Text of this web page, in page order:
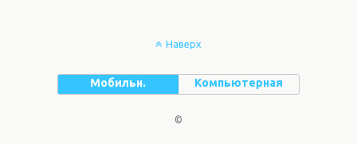
Наверх
Мобильн. Компьютерная
©